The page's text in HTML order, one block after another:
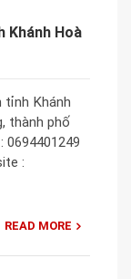
Khánh Hoà
tỉnh Khánh
thành phố
0694401249
:
READ MORE